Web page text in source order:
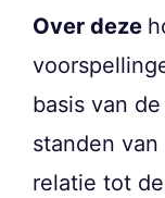
Over deze
basis van
standen
relatie tot